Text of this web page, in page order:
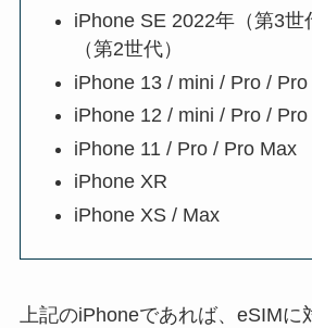
iPhone SE 2022年（第3世
（第2世代）
iPhone 13 / mini / Pro /
iPhone 12 / mini / Pro /
iPhone 11 / Pro / Pro Max
iPhone XR
iPhone XS / Max
上記のiPhoneであれば、eSIMに